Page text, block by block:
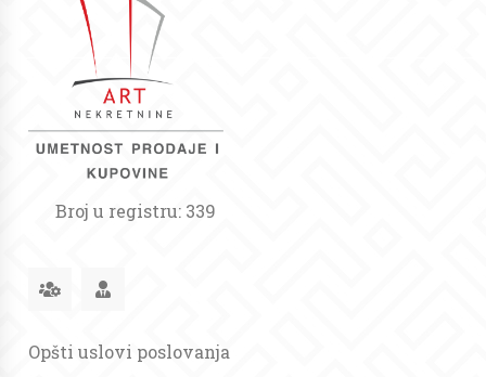
Broj u registru: 339
Opšti uslovi poslovanja